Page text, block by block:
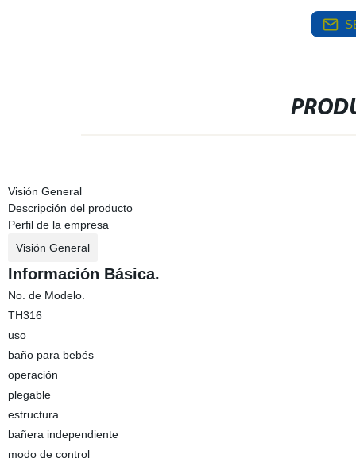
Visión General
Descripción del producto
Perfil de la empresa
Visión General
Información Básica.
No. de Modelo.
TH316
uso
baño para bebés
operación
plegable
estructura
bañera independiente
modo de control